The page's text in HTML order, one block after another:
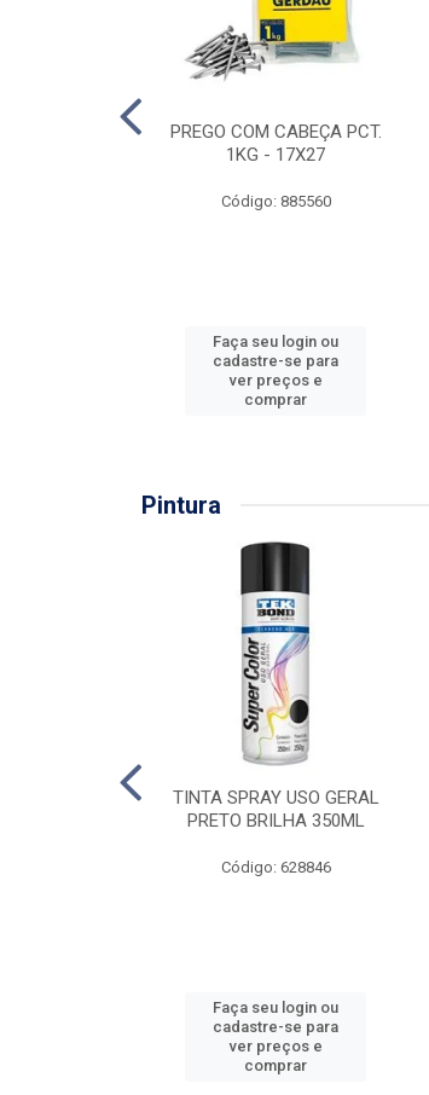
PREGO COM CABEÇA PCT.
1KG - 17X27
Código: 885560
Faça seu login ou
cadastre-se para
ver preços e
comprar
Pintura
TINTA SPRAY USO GERAL
PRETO BRILHA 350ML
Código: 628846
Faça seu login ou
cadastre-se para
ver preços e
comprar